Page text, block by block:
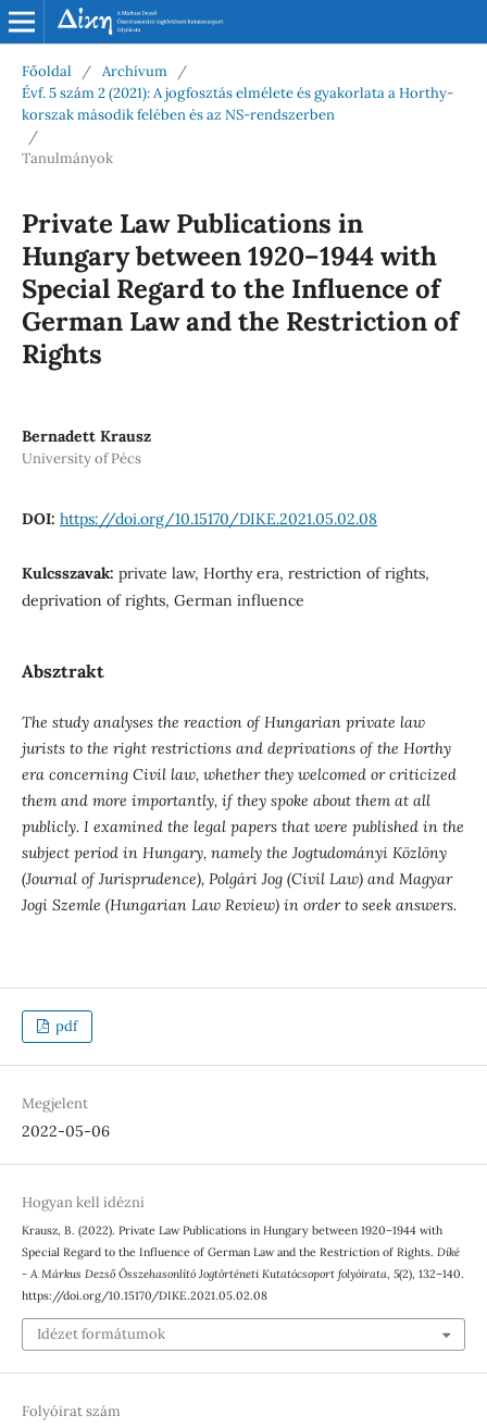
Főoldal / Archívum
/
Évf. 5 szám 2 (2021): A jogfosztás elmélete és gyakorlata a Horthy-
korszak második felében és az NS-rendszerben
/
Tanulmányok
Private Law Publications in
Hungary between 1920–1944 with
Special Regard to the Influence of
German Law and the Restriction of
Rights
Bernadett Krausz
University of Pécs
DOI: https://doi.org/10.15170/DIKE.2021.05.02.08
Kulcsszavak: private law, Horthy era, restriction of rights,
deprivation of rights, German influence
Absztrakt
The study analyses the reaction of Hungarian private law
jurists to the right restrictions and deprivations of the Horthy
era concerning Civil law, whether they welcomed or criticized
them and more importantly, if they spoke about them at all
publicly. I examined the legal papers that were published in the
subject period in Hungary, namely the Jogtudományi Közlöny
(Journal of Jurisprudence), Polgári Jog (Civil Law) and Magyar
Jogi Szemle (Hungarian Law Review) in order to seek answers.
pdf
Megjelent
2022-05-06
Hogyan kell idézni
Krausz, B. (2022). Private Law Publications in Hungary between 1920–1944 with
Special Regard to the Influence of German Law and the Restriction of Rights. Díké
- A Márkus Dezső Összehasonlító Jogtörténeti Kutatócsoport folyóirata, 5(2), 132–140.
https://doi.org/10.15170/DIKE.2021.05.02.08
Idézet formátumok
Folyóirat szám